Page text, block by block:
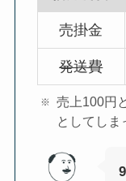
売掛金
発送費
売上100円
としてしま